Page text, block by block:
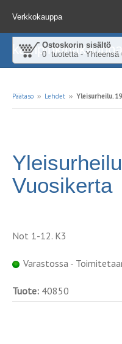
Verkkokauppa
Ostoskorin sisältö
0 tuotetta - Yhteensä
Päätaso ›› Lehdet ›› Yleisurheilu.
Vuosikerta
Not 1-12. K3
Varastossa -
Tuote: 40850